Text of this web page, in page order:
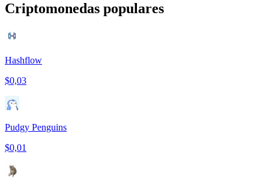
Criptomonedas populares
Hashflow
$0,03
Pudgy Penguins
$0,01